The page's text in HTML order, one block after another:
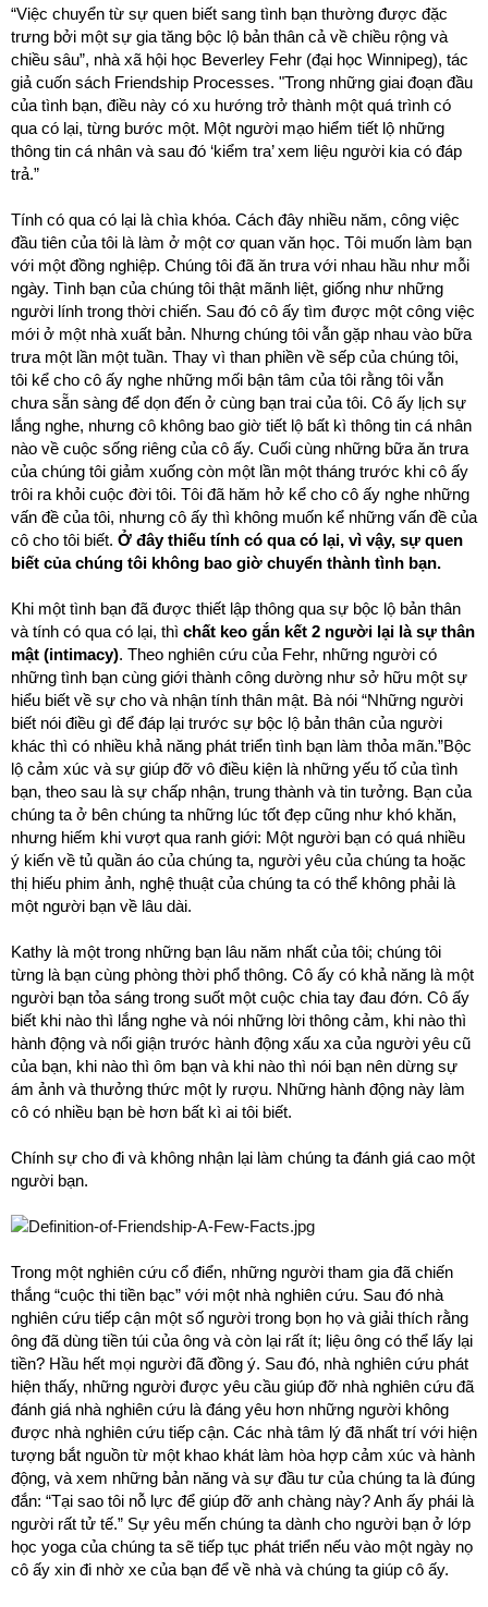
“Việc chuyển từ sự quen biết sang tình bạn thường được đặc
trưng bởi một sự gia tăng bộc lộ bản thân cả về chiều rộng và
chiều sâu”, nhà xã hội học Beverley Fehr (đại học Winnipeg), tác
giả cuốn sách Friendship Processes. "Trong những giai đoạn đầu
của tình bạn, điều này có xu hướng trở thành một quá trình có
qua có lại, từng bước một. Một người mạo hiểm tiết lộ những
thông tin cá nhân và sau đó ‘kiểm tra’ xem liệu người kia có đáp
trả.”
Tính có qua có lại là chìa khóa. Cách đây nhiều năm, công việc
đầu tiên của tôi là làm ở một cơ quan văn học. Tôi muốn làm bạn
với một đồng nghiệp. Chúng tôi đã ăn trưa với nhau hầu như mỗi
ngày. Tình bạn của chúng tôi thật mãnh liệt, giống như những
người lính trong thời chiến. Sau đó cô ấy tìm được một công việc
mới ở một nhà xuất bản. Nhưng chúng tôi vẫn gặp nhau vào bữa
trưa một lần một tuần. Thay vì than phiền về sếp của chúng tôi,
tôi kể cho cô ấy nghe những mối bận tâm của tôi rằng tôi vẫn
chưa sẵn sàng để dọn đến ở cùng bạn trai của tôi. Cô ấy lịch sự
lắng nghe, nhưng cô không bao giờ tiết lộ bất kì thông tin cá nhân
nào về cuộc sống riêng của cô ấy. Cuối cùng những bữa ăn trưa
của chúng tôi giảm xuống còn một lần một tháng trước khi cô ấy
trôi ra khỏi cuộc đời tôi. Tôi đã hăm hở kể cho cô ấy nghe những
vấn đề của tôi, nhưng cô ấy thì không muốn kể những vấn đề của
cô cho tôi biết. Ở đây thiếu tính có qua có lại, vì vậy, sự quen
biết của chúng tôi không bao giờ chuyển thành tình bạn.
Khi một tình bạn đã được thiết lập thông qua sự bộc lộ bản thân
và tính có qua có lại, thì chất keo gắn kết 2 người lại là sự thân
mật (intimacy). Theo nghiên cứu của Fehr, những người có
những tình bạn cùng giới thành công dường như sở hữu một sự
hiểu biết về sự cho và nhận tính thân mật. Bà nói “Những người
biết nói điều gì để đáp lại trước sự bộc lộ bản thân của người
khác thì có nhiều khả năng phát triển tình bạn làm thỏa mãn.”Bộc
lộ cảm xúc và sự giúp đỡ vô điều kiện là những yếu tố của tình
bạn, theo sau là sự chấp nhận, trung thành và tin tưởng. Bạn của
chúng ta ở bên chúng ta những lúc tốt đẹp cũng như khó khăn,
nhưng hiếm khi vượt qua ranh giới: Một người bạn có quá nhiều
ý kiến về tủ quần áo của chúng ta, người yêu của chúng ta hoặc
thị hiếu phim ảnh, nghệ thuật của chúng ta có thể không phải là
một người bạn về lâu dài.
Kathy là một trong những bạn lâu năm nhất của tôi; chúng tôi
từng là bạn cùng phòng thời phổ thông. Cô ấy có khả năng là một
người bạn tỏa sáng trong suốt một cuộc chia tay đau đớn. Cô ấy
biết khi nào thì lắng nghe và nói những lời thông cảm, khi nào thì
hành động và nổi giận trước hành động xấu xa của người yêu cũ
của bạn, khi nào thì ôm bạn và khi nào thì nói bạn nên dừng sự
ám ảnh và thưởng thức một ly rượu. Những hành động này làm
cô có nhiều bạn bè hơn bất kì ai tôi biết.
Chính sự cho đi và không nhận lại làm chúng ta đánh giá cao một
người bạn.
Trong một nghiên cứu cổ điển, những người tham gia đã chiến
thắng “cuộc thi tiền bạc” với một nhà nghiên cứu. Sau đó nhà
nghiên cứu tiếp cận một số người trong bọn họ và giải thích rằng
ông đã dùng tiền túi của ông và còn lại rất ít; liệu ông có thể lấy lại
tiền? Hầu hết mọi người đã đồng ý. Sau đó, nhà nghiên cứu phát
hiện thấy, những người được yêu cầu giúp đỡ nhà nghiên cứu đã
đánh giá nhà nghiên cứu là đáng yêu hơn những người không
được nhà nghiên cứu tiếp cận. Các nhà tâm lý đã nhất trí với hiện
tượng bắt nguồn từ một khao khát làm hòa hợp cảm xúc và hành
động, và xem những bản năng và sự đầu tư của chúng ta là đúng
đắn: “Tại sao tôi nỗ lực để giúp đỡ anh chàng này? Anh ấy phái là
người rất tử tế.” Sự yêu mến chúng ta dành cho người bạn ở lớp
học yoga của chúng ta sẽ tiếp tục phát triển nếu vào một ngày nọ
cô ấy xin đi nhờ xe của bạn để về nhà và chúng ta giúp cô ấy.